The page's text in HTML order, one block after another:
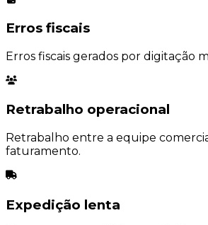
Erros fiscais
Erros fiscais gerados por digitação
Retrabalho operacional
Retrabalho entre a equipe
faturamento.
Expedição lenta